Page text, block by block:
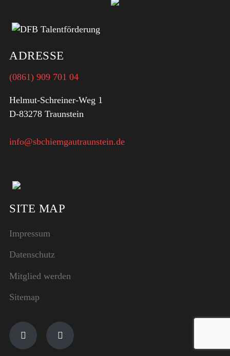
ADRESSE
(0861) 909 701 04
Helmut-Schreiner-Weg 1
D-83278 Traunstein
info@sbchiemgautraunstein.de
SITE MAP
Impressum
Datenschutz
Mitglied werden
Sitemap